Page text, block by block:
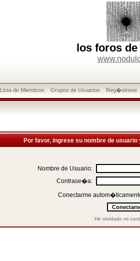
los foros
Lista de Miembros Grupos de Usuarios Reg�strese
Por favor, ingrese su nombre de
Nombre de Usuario:
Contrase�a:
Conectarme
He olvidado mi